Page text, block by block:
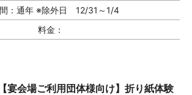
： 通年 ※除外日 12/31～1/4
料金：
【宴会場ご利用団体様向け】折り紙体験